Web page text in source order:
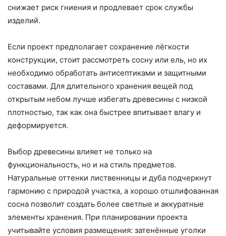
снижает риск гниения и продлевает срок службы
изделий.
Если проект предполагает сохранение лёгкости
конструкции, стоит рассмотреть сосну или ель, но их
необходимо обработать антисептиками и защитными
составами. Для длительного хранения вещей под
открытым небом лучше избегать древесины с низкой
плотностью, так как она быстрее впитывает влагу и
деформируется.
Выбор древесины влияет не только на
функциональность, но и на стиль предметов.
Натуральные оттенки лиственницы и дуба подчеркнут
гармонию с природой участка, а хорошо отшлифованная
сосна позволит создать более светлые и аккуратные
элементы хранения. При планировании проекта
учитывайте условия размещения: затенённые уголки